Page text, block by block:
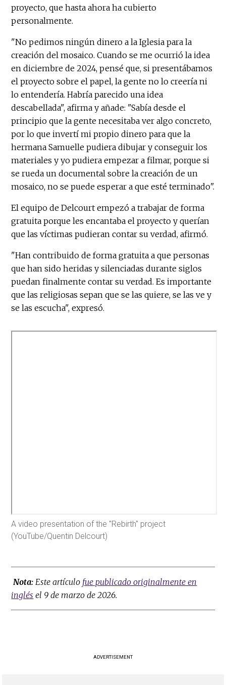
proyecto, que hasta ahora ha cubierto
personalmente.
"No pedimos ningún dinero a la Iglesia para la
creación del mosaico. Cuando se me ocurrió la idea
en diciembre de 2024, pensé que, si presentábamos
el proyecto sobre el papel, la gente no lo creería ni
lo entendería. Habría parecido una idea
descabellada", afirma y añade: "Sabía desde el
principio que la gente necesitaba ver algo concreto,
por lo que invertí mi propio dinero para que la
hermana Samuelle pudiera dibujar y conseguir los
materiales y yo pudiera empezar a filmar, porque si
se rueda un documental sobre la creación de un
mosaico, no se puede esperar a que esté terminado".
El equipo de Delcourt empezó a trabajar de forma
gratuita porque les encantaba el proyecto y querían
que las víctimas pudieran contar su verdad, afirmó.
"Han contribuido de forma gratuita a que personas
que han sido heridas y silenciadas durante siglos
puedan finalmente contar su verdad. Es importante
que las religiosas sepan que se las quiere, se las ve y
se las escucha", expresó.
A video presentation of the "Rebirth" project
(YouTube/Quentin Delcourt)
Nota: Este artículo fue publicado originalmente en
inglés el 9 de marzo de 2026.
ADVERTISEMENT